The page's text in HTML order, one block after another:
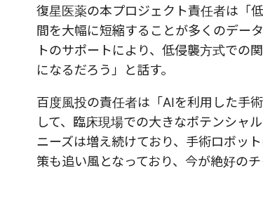
復星医薬の本プロジェクト責任者は「
間を大幅に短縮することが多くのデー
トのサポートにより、低侵襲方式での
になるだろう」と話す。
百度風投の責任者は「AIを利用した手
して、臨床現場での大きなポテンシャ
ニーズは増え続けており、手術ロボッ
策も追い風となっており、今が絶好の